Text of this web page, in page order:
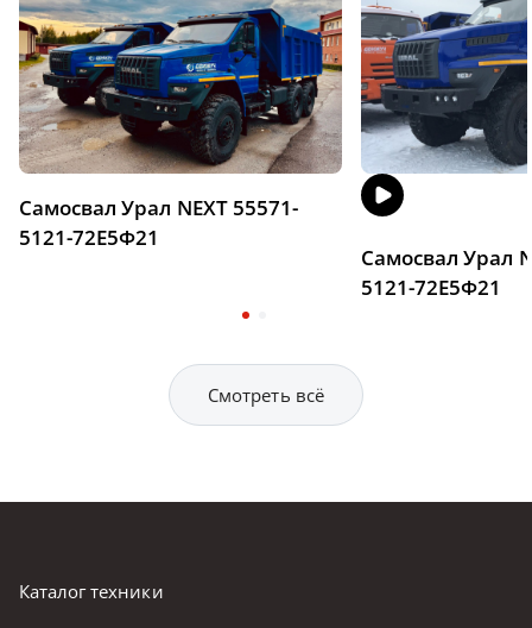
Самосвал Урал NEXT 55571-
5121-72Е5Ф21
Самосвал Урал
5121-72Е5Ф21
Смотреть всё
Каталог техники